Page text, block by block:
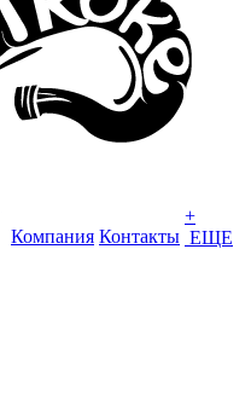
Компания Контакты
+
ЕЩЕ